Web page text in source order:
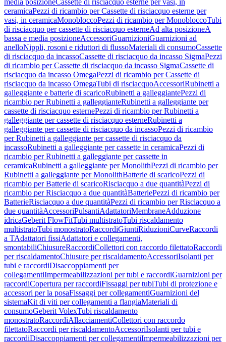
media posizioneCassette di risciacquo esterne per vasi, in
ceramicaPezzi di ricambio per Cassette di risciacquo esterne per
vasi, in ceramicaMonobloccoPezzi di ricambio per MonobloccoTubi
di risciacquo per cassette di risciacquo esterneAd alta posizioneA
bassa e media posizioneAccessoriGuarnizioniGuarnizioni ad
anelloNippli, rosoni e riduttori di flussoMateriali di consumoCassette
di risciacquo da incassoCassette di risciacquo da incasso SigmaPezzi
di ricambio per Cassette di risciacquo da incasso SigmaCassette di
risciacquo da incasso OmegaPezzi di ricambio per Cassette di
risciacquo da incasso OmegaTubi di risciacquoAccessoriRubinetti a
galleggiante e batterie di scaricoRubinetti a galleggiantePezzi di
ricambio per Rubinetti a galleggianteRubinetti a galleggiante per
cassette di risciacquo esternePezzi di ricambio per Rubinetti a
galleggiante per cassette di risciacquo esterneRubinetti a
galleggiante per cassette di risciacquo da incassoPezzi di ricambio
per Rubinetti a galleggiante per cassette di risciacquo da
incassoRubinetti a galleggiante per cassette in ceramicaPezzi di
ricambio per Rubinetti a galleggiante per cassette in
ceramicaRubinetti a galleggiante per MonolithPezzi di ricambio per
Rubinetti a galleggiante per MonolithBatterie di scaricoPezzi di
ricambio per Batterie di scaricoRisciacquo a due quantitàPezzi di
ricambio per Risciacquo a due quantitàBatteriePezzi di ricambio per
BatterieRisciacquo a due quantitàPezzi di ricambio per Risciacquo a
due quantitàAccessoriPulsantiAdattatoriMembraneAdduzione
idricaGeberit FlowFitTubi multistratoTubi riscaldamento
multistratoTubi monostratoRaccordiGiuntiRiduzioniCurveRaccordi
a TAdattatori fissiAdattatori e collegamenti,
smontabiliChiusureRaccordiCollettori con raccordo filettatoRaccordi
per riscaldamentoChiusure per riscaldamentoAccessoriIsolanti per
tubi e raccordiDisaccoppiamenti per
collegamentiImpermeabilizzazioni per tubi e raccordiGuarnizioni per
raccordiCopertura per raccordiFissaggi per tubiTubi di protezione e
accessori per la posaFissaggi per collegamentiGuarnizioni del
sistemaKit di viti per collegamenti a flangiaMateriali di
consumoGeberit VolexTubi riscaldamento
monostratoRaccordiAllacciamentiCollettori con raccordo
filettatoRaccordi per riscaldamentoAccessoriIsolanti per tubi e
raccordiDisaccoppiamenti per collegamentiImpermeabilizzazioni per